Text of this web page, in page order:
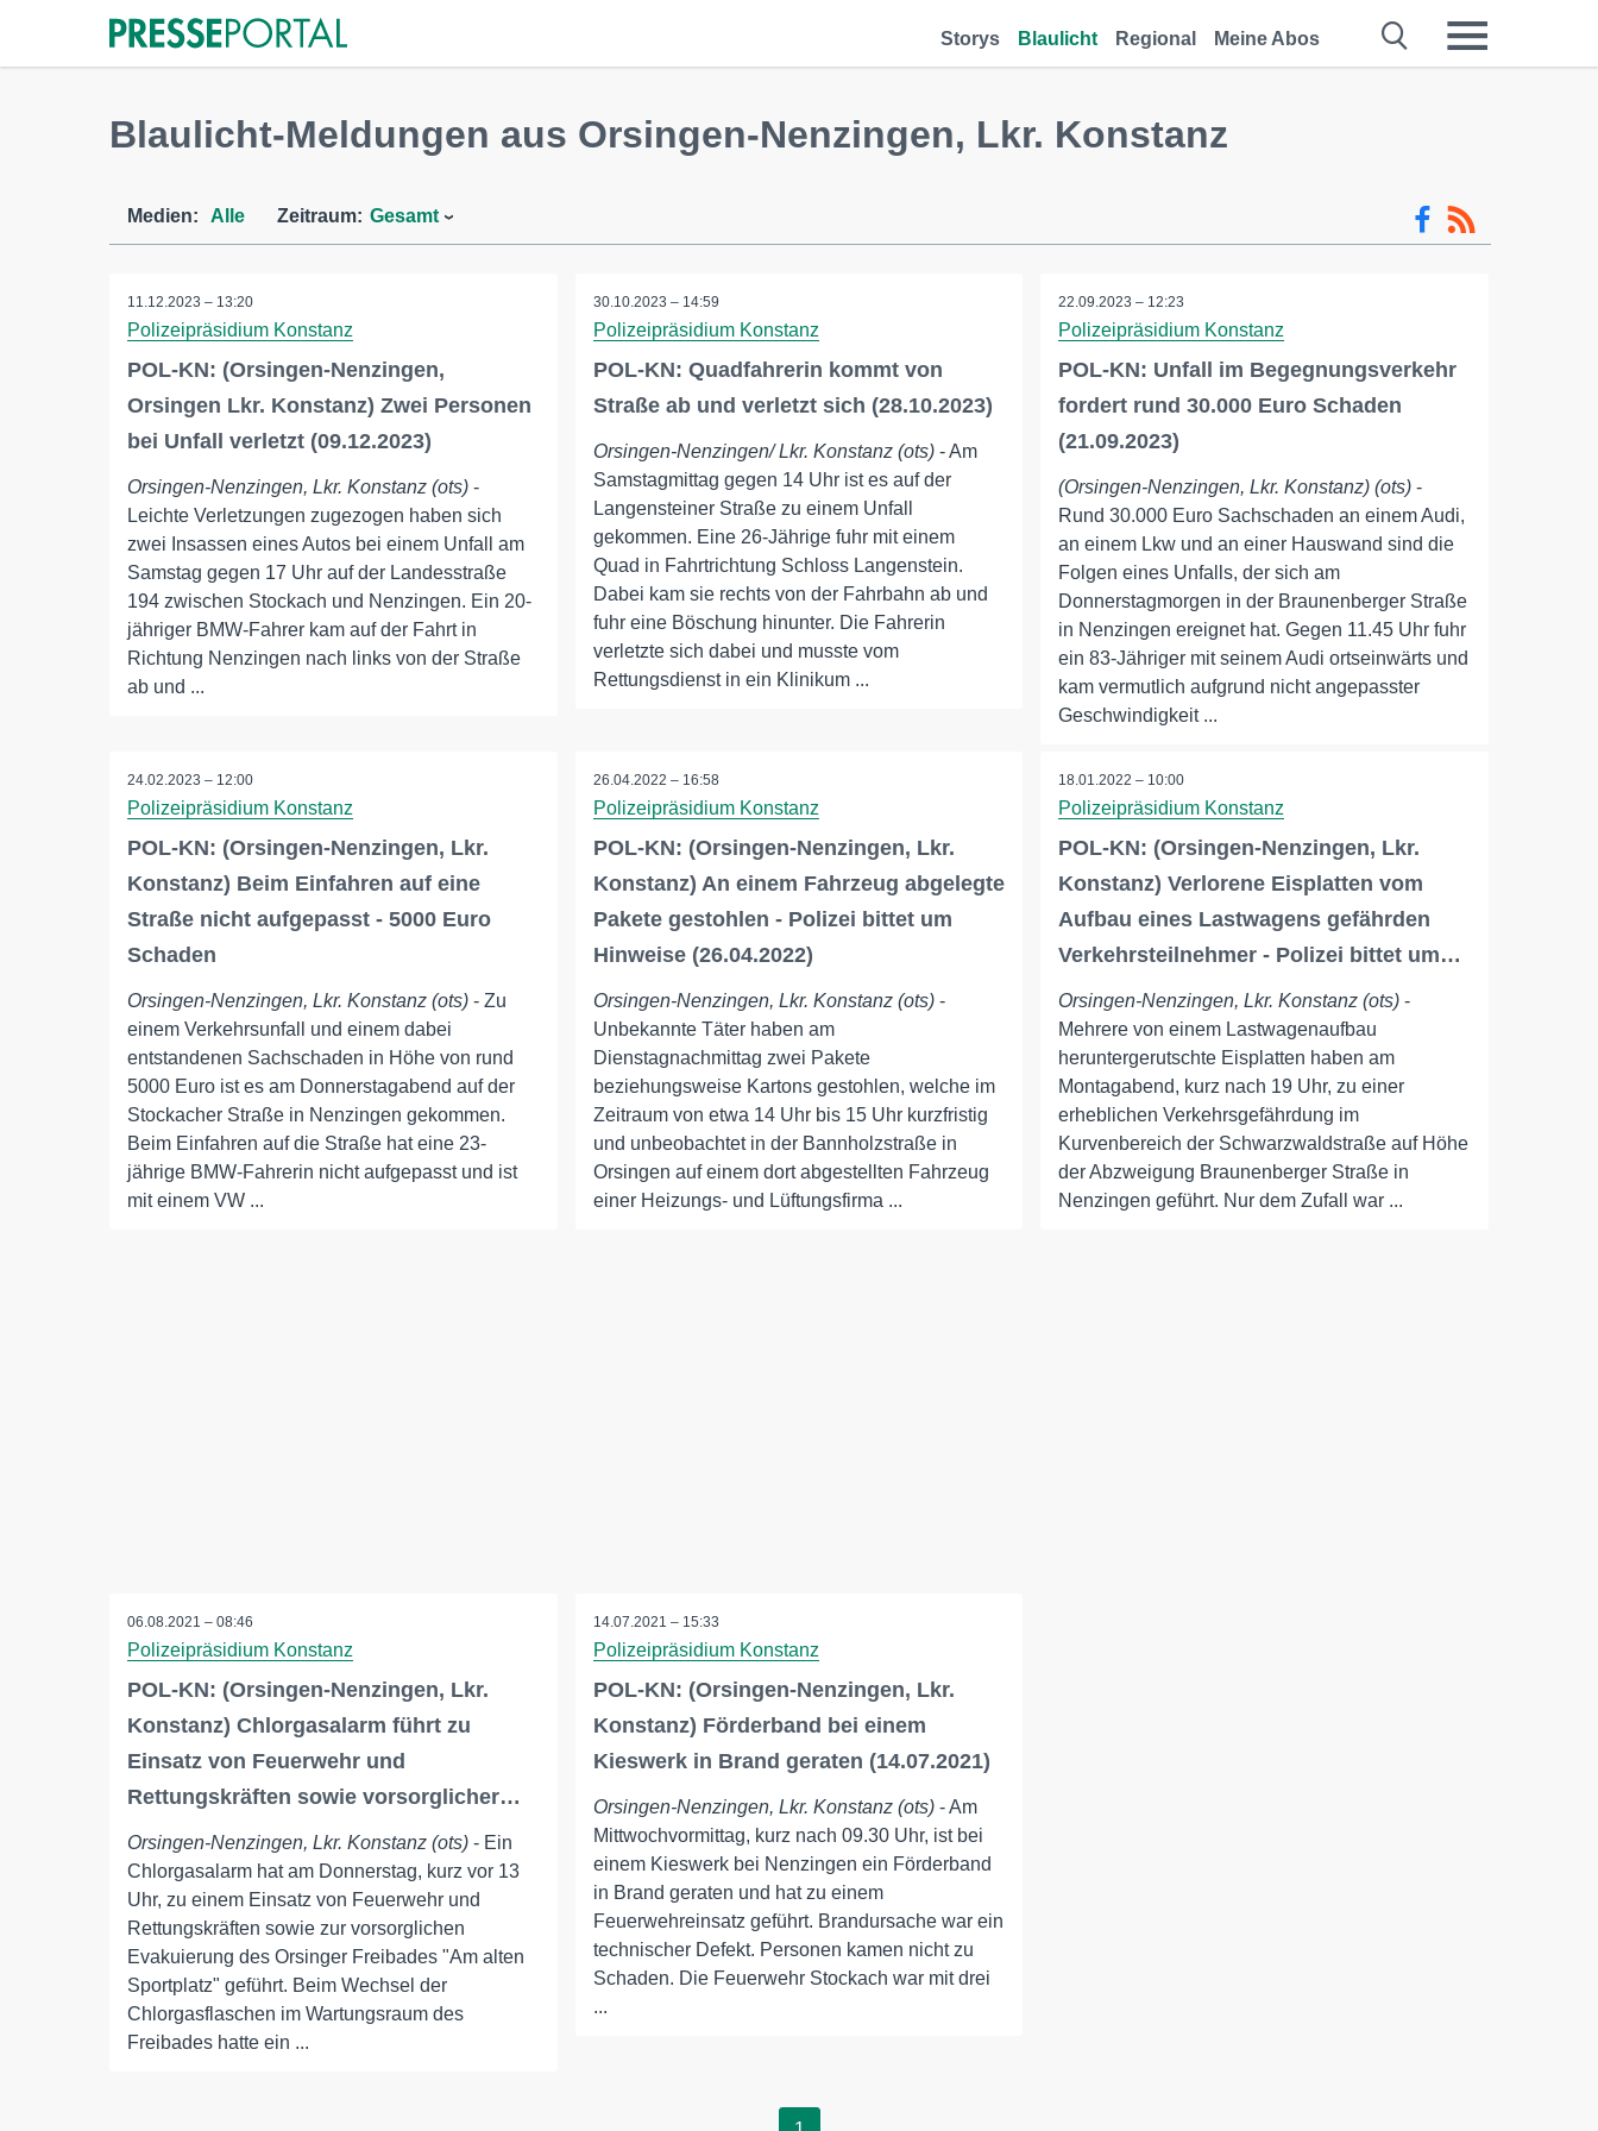
Storys Blaulicht Regional Meine Abos
Blaulicht-Meldungen aus Orsingen-Nenzingen, Lkr. Konstanz
Medien: Alle Zeitraum: Gesamt
11.12.2023 – 13:20
Polizeipräsidium Konstanz
POL-KN: (Orsingen-Nenzingen,
Orsingen Lkr. Konstanz) Zwei Personen
bei Unfall verletzt (09.12.2023)
Orsingen-Nenzingen, Lkr. Konstanz (ots) -
Leichte Verletzungen zugezogen haben sich
zwei Insassen eines Autos bei einem Unfall am
Samstag gegen 17 Uhr auf der Landesstraße
194 zwischen Stockach und Nenzingen. Ein 20-
jähriger BMW-Fahrer kam auf der Fahrt in
Richtung Nenzingen nach links von der Straße
ab und ...
30.10.2023 – 14:59
Polizeipräsidium Konstanz
POL-KN: Quadfahrerin kommt von
Straße ab und verletzt sich (28.10.2023)
Orsingen-Nenzingen/ Lkr. Konstanz (ots)- Am
Samstagmittag gegen 14 Uhr ist es auf der
Langensteiner Straße zu einem Unfall
gekommen. Eine 26-Jährige fuhr mit einem
Quad in Fahrtrichtung Schloss Langenstein.
Dabei kam sie rechts von der Fahrbahn ab und
fuhr eine Böschung hinunter. Die Fahrerin
verletzte sich dabei und musste vom
Rettungsdienst in ein Klinikum ...
22.09.2023 – 12:23
Polizeipräsidium Konstanz
POL-KN: Unfall im Begegnungsverkehr
fordert rund 30.000 Euro Schaden
(21.09.2023)
(Orsingen-Nenzingen, Lkr. Konstanz) (ots) -
Rund 30.000 Euro Sachschaden an einem Audi,
an einem Lkw und an einer Hauswand sind die
Folgen eines Unfalls, der sich am
Donnerstagmorgen in der Braunenberger Straße
in Nenzingen ereignet hat. Gegen 11.45 Uhr fuhr
ein 83-Jähriger mit seinem Audi ortseinwärts und
kam vermutlich aufgrund nicht angepasster
Geschwindigkeit ...
24.02.2023 – 12:00
Polizeipräsidium Konstanz
POL-KN: (Orsingen-Nenzingen, Lkr.
Konstanz) Beim Einfahren auf eine
Straße nicht aufgepasst - 5000 Euro
Schaden
Orsingen-Nenzingen, Lkr. Konstanz (ots) - Zu
einem Verkehrsunfall und einem dabei
entstandenen Sachschaden in Höhe von rund
5000 Euro ist es am Donnerstagabend auf der
Stockacher Straße in Nenzingen gekommen.
Beim Einfahren auf die Straße hat eine 23-
jährige BMW-Fahrerin nicht aufgepasst und ist
mit einem VW ...
26.04.2022 – 16:58
Polizeipräsidium Konstanz
POL-KN: (Orsingen-Nenzingen, Lkr.
Konstanz) An einem Fahrzeug abgelegte
Pakete gestohlen - Polizei bittet um
Hinweise (26.04.2022)
Orsingen-Nenzingen, Lkr. Konstanz (ots)-
Unbekannte Täter haben am
Dienstagnachmittag zwei Pakete
beziehungsweise Kartons gestohlen, welche im
Zeitraum von etwa 14 Uhr bis 15 Uhr kurzfristig
und unbeobachtet in der Bannholzstraße in
Orsingen auf einem dort abgestellten Fahrzeug
einer Heizungs- und Lüftungsfirma ...
18.01.2022 – 10:00
Polizeipräsidium Konstanz
POL-KN: (Orsingen-Nenzingen, Lkr.
Konstanz) Verlorene Eisplatten vom
Aufbau eines Lastwagens gefährden
Verkehrsteilnehmer - Polizei bittet um…
Orsingen-Nenzingen, Lkr. Konstanz (ots) -
Mehrere von einem Lastwagenaufbau
heruntergerutschte Eisplatten haben am
Montagabend, kurz nach 19 Uhr, zu einer
erheblichen Verkehrsgefährdung im
Kurvenbereich der Schwarzwaldstraße auf Höhe
der Abzweigung Braunenberger Straße in
Nenzingen geführt. Nur dem Zufall war ...
06.08.2021 – 08:46
Polizeipräsidium Konstanz
POL-KN: (Orsingen-Nenzingen, Lkr.
Konstanz) Chlorgasalarm führt zu
Einsatz von Feuerwehr und
Rettungskräften sowie vorsorglicher…
Orsingen-Nenzingen, Lkr. Konstanz (ots) - Ein
Chlorgasalarm hat am Donnerstag, kurz vor 13
Uhr, zu einem Einsatz von Feuerwehr und
Rettungskräften sowie zur vorsorglichen
Evakuierung des Orsinger Freibades "Am alten
Sportplatz" geführt. Beim Wechsel der
Chlorgasflaschen im Wartungsraum des
Freibades hatte ein ...
14.07.2021 – 15:33
Polizeipräsidium Konstanz
POL-KN: (Orsingen-Nenzingen, Lkr.
Konstanz) Förderband bei einem
Kieswerk in Brand geraten (14.07.2021)
Orsingen-Nenzingen, Lkr. Konstanz (ots)- Am
Mittwochvormittag, kurz nach 09.30 Uhr, ist bei
einem Kieswerk bei Nenzingen ein Förderband
in Brand geraten und hat zu einem
Feuerwehreinsatz geführt. Brandursache war ein
technischer Defekt. Personen kamen nicht zu
Schaden. Die Feuerwehr Stockach war mit drei
...